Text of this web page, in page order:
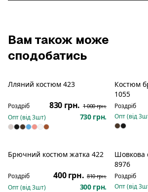
Вам також може
сподобатись
Лляний костюм 423
Роздріб 830 грн. 1 000 грн.
Опт (від3шт) 730 грн.
Новинка
Костюм
1055
Роздріб
Опт (від3
Брючний костюм жатка 422
Роздріб 400 грн. 810 грн.
Опт (від3шт) 300 грн.
Новинка
Шовкова
8976
Роздріб
Опт (від3